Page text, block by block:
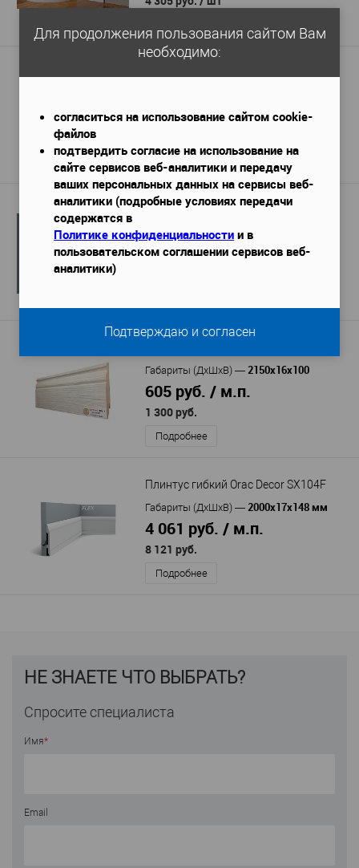
2 141 руб. / м.п.
Подробнее
Плинтус Cosca PX024
Габариты (ДхШхВ)— 2000x14x80 мм
362 руб. / м.п.
Габариты (ДхШхВ) — 2150х16х100
605 руб. / м.п.
1 300 руб.
Подробнее
Плинтус гибкий Orac Decor SX104F
Габариты (ДхШхВ) — 2000x17x148 мм
4 061 руб. / м.п.
8 121 руб.
Подробнее
НЕ ЗНАЕТЕ ЧТО ВЫБРАТЬ?
Спросите специалиста
Имя*
Email
Для продолжения пользования сайтом Вам
необходимо:
согласиться на использование сайтом cookie-
файлов
подтвердить согласие на использование на
сайте сервисов веб-аналитики и передачу
ваших персональных данных на сервисы веб-
аналитики (подробные условиях передачи
содержатся в
Политике конфиденциальности и в
пользовательском соглашении сервисов веб-
аналитики)
Подтверждаю и согласен